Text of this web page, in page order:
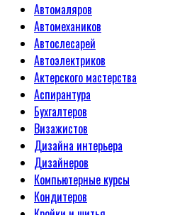
Автомаляров
Автомехаников
Автослесарей
Автоэлектриков
Актерского мастерства
Аспирантура
Бухгалтеров
Визажистов
Дизайна интерьера
Дизайнеров
Компьютерные курсы
Кондитеров